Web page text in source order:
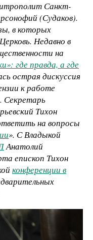
Санкт-
(Судаков).
в которых
Недавно в
на
где правда, а где
острая дискуссия
к работе
Секретарь
Тихон
на вопросы
». С Владыкой
Анатолий
епископ Тихон
конференции в